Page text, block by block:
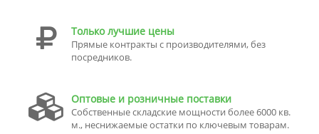
Только лучшие цены
Прямые контракты с производителями, без
посредников.
Оптовые и розничные поставки
Собственные складские мощности более 6000 кв.
м., неснижаемые остатки по ключевым товарам.